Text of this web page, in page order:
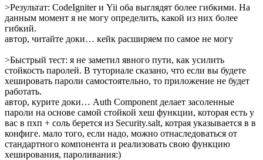
>Результат: CodeIgniter и Yii оба выглядят более гибкими. На
данным момент я не могу определить, какой из них более
гибкий.
автор, читайте доки… кейк расширяем по самое не могу
>Быстрый тест: я не заметил явного пути, как усилить
стойкость паролей. В туториале сказано, что если вы будете
хешировать пароли самостоятельно, то приложение не будет
работать.
автор, курите доки… Auth Component делает засоленные
пароли на основе самой стойкой хеш функции, которая есть у
вас в пхп + соль берется из Security.salt, котрая указывается в в
конфиге. мало того, если надо, можно отнаследоваться от
стандартного компонента и реализовать свою функцию
хеширования, пароливания:)